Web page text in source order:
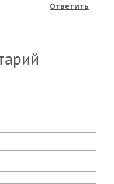
Ответить